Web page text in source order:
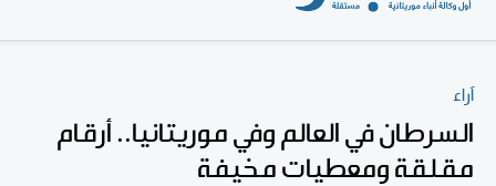
آراء
السرطان في العالم وفي موريتانيا.. أرقام
مقلقة ومعطيات مخيفة